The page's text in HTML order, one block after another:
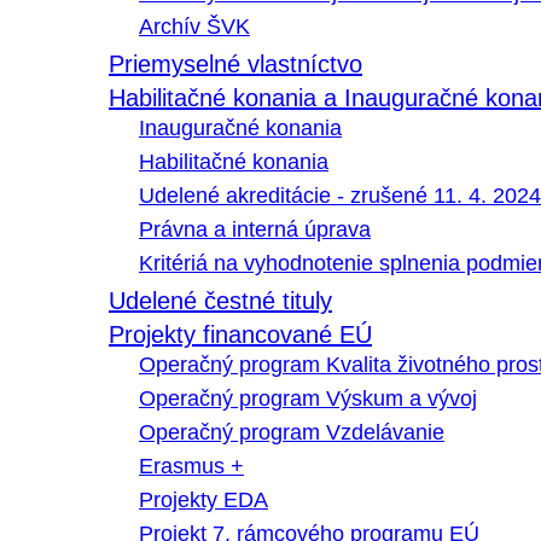
Archív ŠVK
Priemyselné vlastníctvo
Habilitačné konania a Inauguračné
Inauguračné konania
Habilitačné konania
Udelené akreditácie - zrušené 11. 4. 2024
Právna a interná úprava
Kritériá na vyhodnotenie splnenia
Udelené čestné tituly
Projekty financované EÚ
Operačný program Kvalita životného
Operačný program Výskum a vývoj
Operačný program Vzdelávanie
Erasmus +
Projekty EDA
Projekt 7. rámcového programu EÚ